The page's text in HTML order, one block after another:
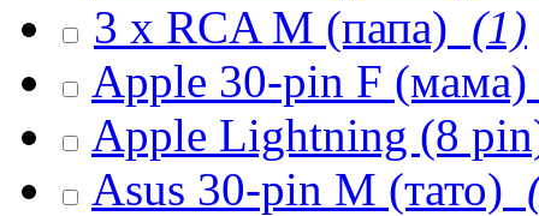
3 x RCA M (папа) (1)
Apple 30-pin F (мама)
Apple Lightning (8
Asus 30-pin M (тато)